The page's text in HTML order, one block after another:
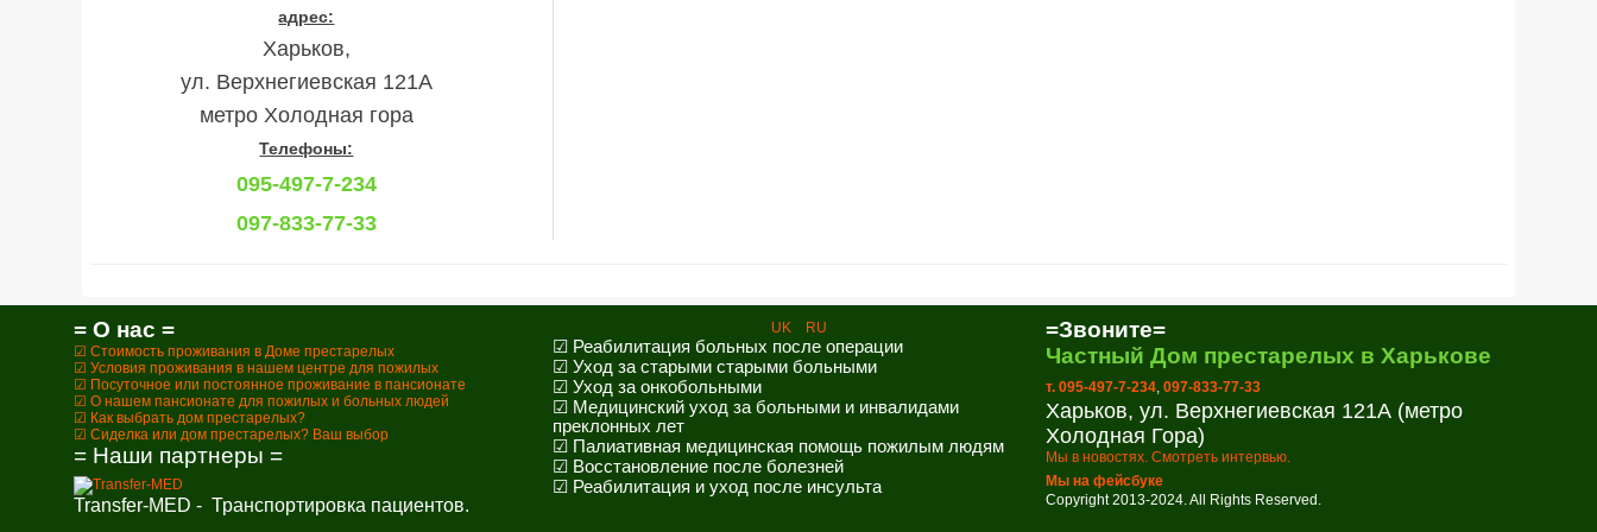
адрес:
Харьков,
ул. Верхнегиевская 121А
метро Холодная гора
Телефоны:
095-497-7-234
097-833-77-33
= О нас =
☑ Стоимость проживания в Доме престарелых
☑ Условия проживания в нашем центре для пожилых
☑ Посуточное или постоянное проживание в пансионате
☑ О нашем пансионате для пожилых и больных людей
☑ Как выбрать дом престарелых?
☑ Сиделка или дом престарелых? Ваш выбор
= Наши партнеры =
Transfer-MED - Транспортировка пациентов.
UK RU
☑ Реабилитация больных после операции
☑ Уход за старыми старыми больными
☑ Уход за онкобольными
☑ Медицинский уход за больными и инвалидами
преклонных лет
☑ Палиативная медицинская помощь пожилым людям
☑ Восстановление после болезней
☑ Реабилитация и уход после инсульта
=Звоните=
Частный Дом престарелых в Харькове
т. 095-497-7-234, 097-833-77-33
Харьков, ул. Верхнегиевская 121А (метро
Холодная Гора)
Мы в новостях. Смотреть интервью.
Мы на фейсбуке
Copyright 2013-2024. All Rights Reserved.